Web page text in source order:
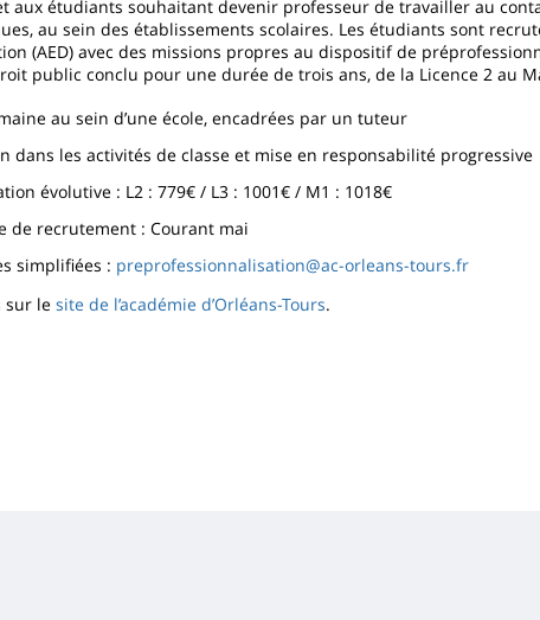
aux étudiants souhaitant devenir professeur de travailler au
au sein des établissements scolaires. Les étudiants sont
(AED) avec des missions propres au dispositif de
public conclu pour une durée de trois ans, de la Licence 2 au
au sein d’une école, encadrées par un tuteur
dans les activités de classe et mise en responsabilité progressive
évolutive : L2 : 779€ / L3 : 1001€ / M1 : 1018€
de recrutement : Courant mai
simplifiées : preprofessionnalisation@ac-orleans-tours.fr
sur le site de l’académie d’Orléans-Tours.